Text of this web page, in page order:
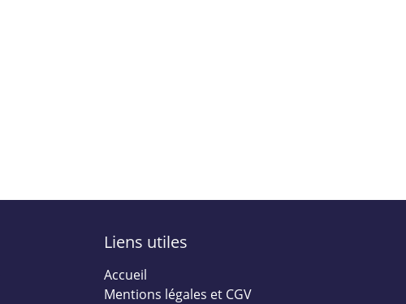
Liens utiles
Accueil
Mentions légales et CGV